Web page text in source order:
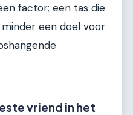
factor; een tas die
een doel voor
vriend in het